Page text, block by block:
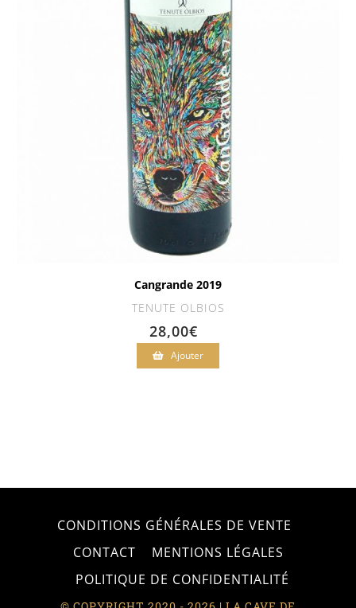
Cangrande 2019
TENUTE OLBIOS
28,00€
Ajouter
CONDITIONS GÉNÉRALES DE VENTE
CONTACT
MENTIONS LÉGALES
POLITIQUE DE CONFIDENTIALITÉ